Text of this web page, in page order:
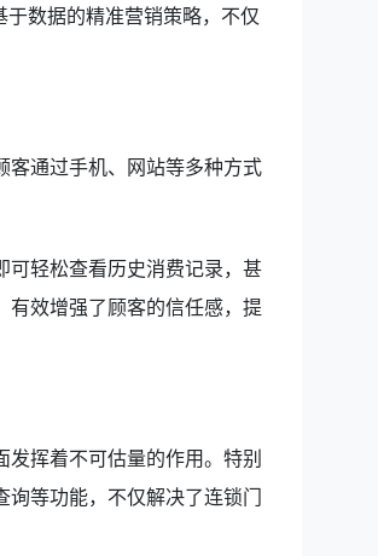
数据的精准营销策略，不仅
客通过手机、网站等多种方式
可轻松查看历史消费记录，甚
效增强了顾客的信任感，提
挥着不可估量的作用。特别
等功能，不仅解决了连锁门